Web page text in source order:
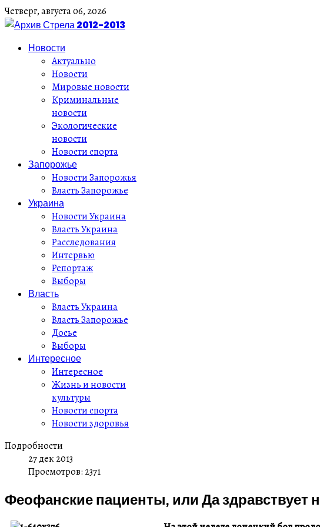
Четверг,августа06, 2026
Новости
Актуально
Новости
Мировые новости
Криминальные
новости
Экологические
новости
Новости спорта
Запорожье
Новости Запорожья
Власть Запорожье
Украина
Новости Украина
Власть Украина
Расследования
Интервью
Репортаж
Выборы
Власть
Власть Украина
Власть Запорожье
Досье
Выборы
Интересное
Интересное
Жизнь и новости
культуры
Новости спорта
Новости здоровья
Подробности
27 дек 2013
Просмотров: 2371
Феофанские пациенты, или Да здравствует